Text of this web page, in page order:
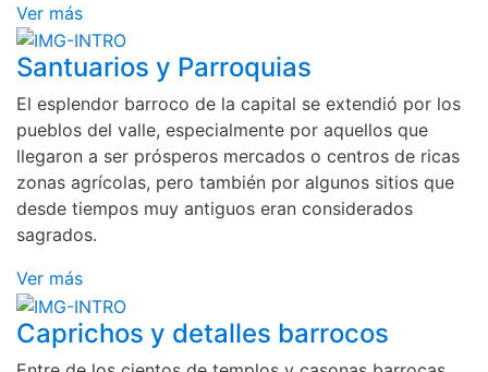
Ver más
Santuarios y Parroquias
El esplendor barroco de la capital se extendió por los
pueblos del valle, especialmente por aquellos que
llegaron a ser prósperos mercados o centros de ricas
zonas agrícolas, pero también por algunos sitios que
desde tiempos muy antiguos eran considerados
sagrados.
Ver más
Caprichos y detalles barrocos